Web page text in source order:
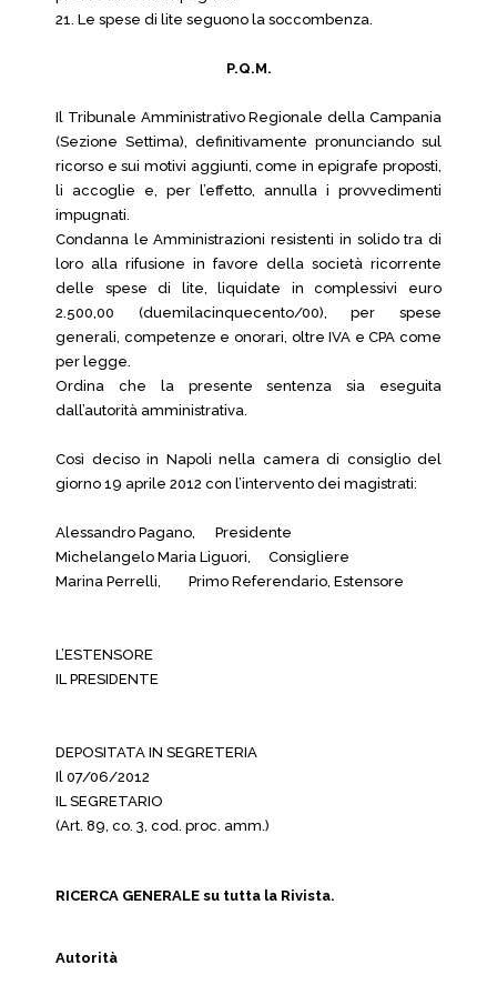
21. Le spese di lite seguono la soccombenza.
P.Q.M.
Il Tribunale Amministrativo Regionale della Campania
(Sezione Settima), definitivamente pronunciando sul
ricorso e sui motivi aggiunti, come in epigrafe proposti,
li accoglie e, per l’effetto, annulla i provvedimenti
impugnati.
Condanna le Amministrazioni resistenti in solido tra di
loro alla rifusione in favore della società ricorrente
delle spese di lite, liquidate in complessivi euro
2.500,00 (duemilacinquecento/00), per spese
generali, competenze e onorari, oltre IVA e CPA come
per legge.
Ordina che la presente sentenza sia eseguita
dall’autorità amministrativa.
Così deciso in Napoli nella camera di consiglio del
giorno 19 aprile 2012 con l’intervento dei magistrati:
Alessandro Pagano,
Presidente
Michelangelo Maria Liguori,
Consigliere
Marina Perrelli,
Primo Referendario, Estensore
L’ESTENSORE
IL PRESIDENTE
DEPOSITATA IN SEGRETERIA
Il 07/06/2012
IL SEGRETARIO
(Art. 89, co. 3, cod. proc. amm.)
RICERCA GENERALE su tutta la Rivista.
Autorità